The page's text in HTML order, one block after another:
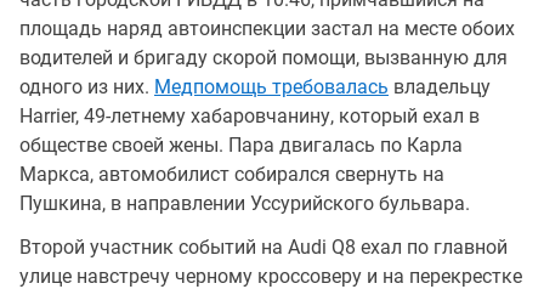
площадь наряд автоинспекции застал на месте обоих
водителей и бригаду скорой помощи, вызванную для
одного из них. Медпомощь требовалась владельцу
Harrier, 49-летнему хабаровчанину, который ехал в
обществе своей жены. Пара двигалась по Карла
Маркса, автомобилист собирался свернуть на
Пушкина, в направлении Уссурийского бульвара.
Второй участник событий на Audi Q8 ехал по главной
улице навстречу черному кроссоверу и на перекрестке